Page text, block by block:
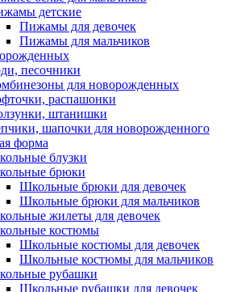
детские
Пижамы для девочек
Пижамы для мальчиков
песочники
для новорожденных
распашонки
штанишки
шапочки для новорожденного
форма
блузки
брюки
Школьные брюки для девочек
Школьные брюки для мальчиков
жилеты для девочек
костюмы
Школьные костюмы для девочек
Школьные костюмы для мальчиков
рубашки
Школьные рубашки для девочек